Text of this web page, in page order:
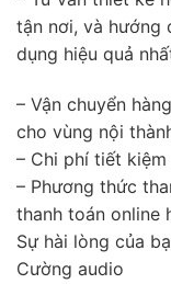
tận nơi, và hướng
dụng hiệu quả
– Vận chuyển
cho vùng nội
– Chi phí tiết
– Phương thức
thanh toán online
Sự hài lòng của
Cường audio